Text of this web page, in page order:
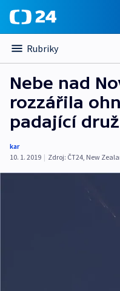
Rubriky
Nebe nad
rozzářila
padající
kar
10. 1. 2019 | Zdroj: ČT24, New